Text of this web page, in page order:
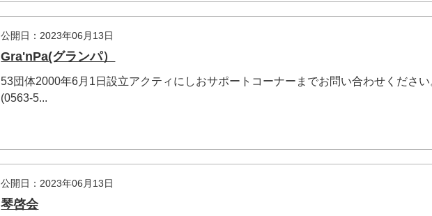
公開日：2023年06月13日
Gra'nPa(グランパ）
53団体2000年6月1日設立アクティにしおサポートコーナーまでお問い合わせくださ
(0563-5...
公開日：2023年06月13日
琴啓会